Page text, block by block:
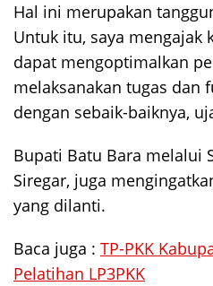
Hal ini merupakan
Untuk itu, saya mengajak
dapat mengoptimalkan
melaksanakan tugas dan
dengan sebaik-baiknya,
Bupati Batu Bara melalui
Siregar, juga
yang dilanti.
Baca juga : TP-PKK
Pelatihan LP3PKK